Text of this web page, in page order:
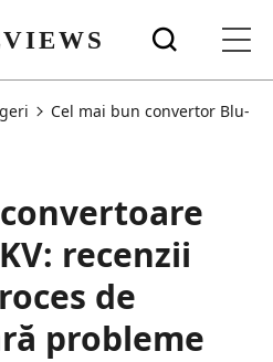
Cel mai bun convertor Blu-
recenzii
de
probleme